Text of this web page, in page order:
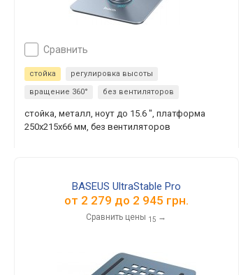
сравнить
стойка
регулировка высоты
вращение 360°
без вентиляторов
стойка, металл, ноут до 15.6 ", платформа
250x215x66 мм, без вентиляторов
BASEUS UltraStable Pro
от 2 279 до 2 945 грн.
Сравнить цены 15 →